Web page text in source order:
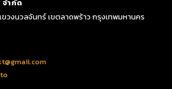
ำกัด
วงนวลจันทร์ เขตลาดพร้าว กรุงเทพมหานคร